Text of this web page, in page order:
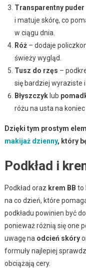
Transparentny puder
i matuje skórę, co
w ciągu dnia.
Róż– dodaje
świeży wygląd.
Tusz do rzęs –
się bardziej wyraziste
Błyszczyklub
różu na usta na
Dzięki tym prostym
makijaż dzienny, który
Podkład i
Podkład oraz krem BB to
na co dzień, które
podkładu powinien być
ponieważ różnią się one
uwagę na odcień skóry
formuły najlepiej
obciążają cery.